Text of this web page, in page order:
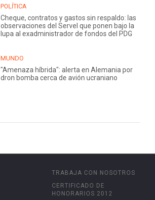
POLÍTICA
Cheque, contratos y gastos sin respaldo: las
observaciones del Servel que ponen bajo la
lupa al exadministrador de fondos del PDG
MUNDO
"Amenaza híbrida": alerta en Alemania por
dron bomba cerca de avión ucraniano
TRABAJA CON NOSOTROS
CERTIFICADO DE
HONORARIOS 2012